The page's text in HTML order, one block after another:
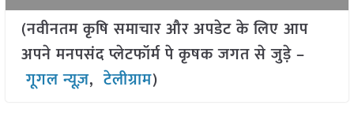
(नवीनतम कृषि समाचार और अपडेट के लिए आप
अपने मनपसंद प्लेटफॉर्म पे कृषक जगत से जुड़े –
गूगल न्यूज़,टेलीग्राम)